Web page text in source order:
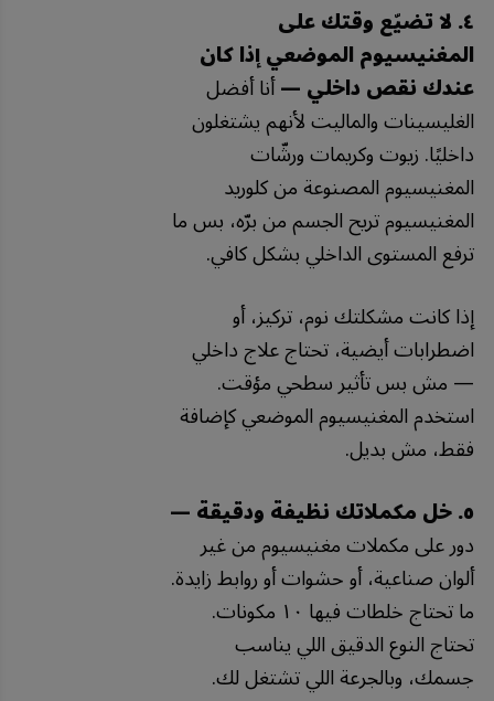
٤. لا تضيّع وقتك على
المغنيسيوم الموضعي إذا كان
عندك نقص داخلي —أنا أفضل
الغليسينات والماليت لأنهم يشتغلون
داخليًا. زيوت وكريمات ورشّات
المغنيسيوم المصنوعة من كلوريد
المغنيسيوم تريح الجسم من برّه، بس ما
ترفع المستوى الداخلي بشكل كافي.
إذا كانت مشكلتك نوم، تركيز، أو
اضطرابات أيضية، تحتاج علاج داخلي
— مش بس تأثير سطحي مؤقت.
استخدم المغنيسيوم الموضعي كإضافة
فقط، مش بديل.
٥. خل مكملاتك نظيفة ودقيقة —
دور على مكملات مغنيسيوم من غير
ألوان صناعية، أو حشوات أو روابط زايدة.
ما تحتاج خلطات فيها ١٠ مكونات.
تحتاج النوع الدقيق اللي يناسب
جسمك، وبالجرعة اللي تشتغل لك.